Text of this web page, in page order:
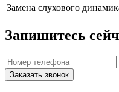
Замена слухового
Запишитесь
Заказать звонок